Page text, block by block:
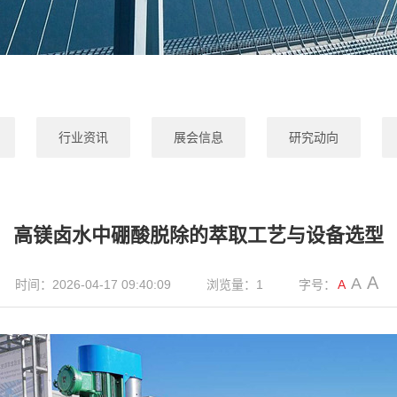
行业资讯 展会信息 研究动向
高镁卤水中硼酸脱除的萃取工艺与设备选型
时间：2026-04-17 09:40:09 浏览量：1 字号： A A A